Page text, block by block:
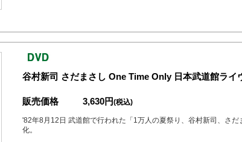
谷村新司 さだまさし One Time Only 日本武道館ライ
販売価格 3,630円(税込)
'82年8月12日 武道館で行われた「1万人の夏祭り、谷村新司、さ
化。